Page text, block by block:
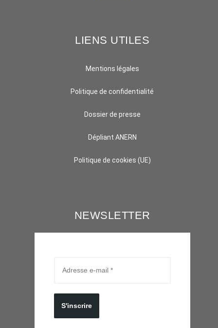
LIENS UTILES
Mentions légales
Politique de confidentialité
Dossier de presse
Dépliant ANERN
Politique de cookies (UE)
NEWSLETTER
S'inscrire